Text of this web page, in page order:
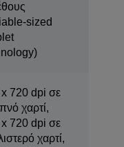
sized
720 dpi σε
χαρτί,
720 dpi σε
χαρτί,